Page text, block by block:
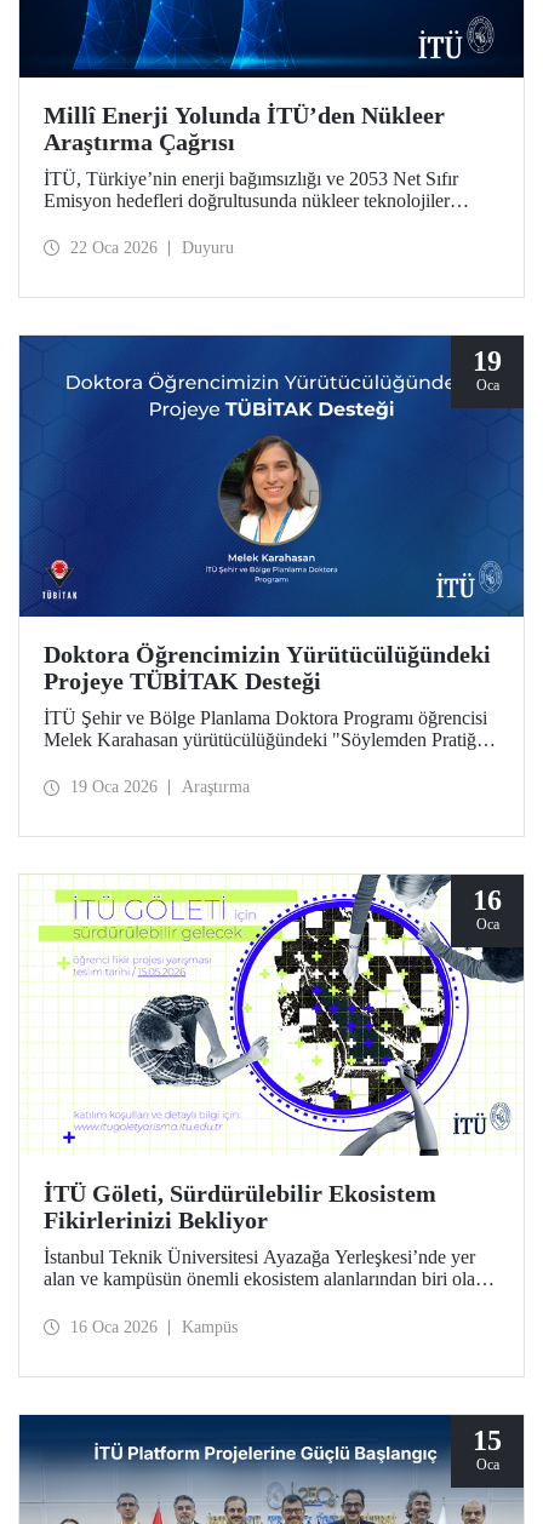
Millî Enerji Yolunda İTÜ’den Nükleer
Araştırma Çağrısı
İTÜ, Türkiye’nin enerji bağımsızlığı ve 2053 Net Sıfır
Emisyon hedefleri doğrultusunda nükleer teknolojiler
“2026 Yılı Nükleer Teknolojiler Alanında Platform
desteğiyle güçlendi.
22 Oca 2026 Duyuru
19
Oca
Doktora Öğrencimizin Yürütücülüğündeki
Projeye TÜBİTAK Desteği
İTÜ Şehir ve Bölge Planlama Doktora Programı öğrencisi
Melek Karahasan yürütücülüğündeki "Söylemden Pratiğe:
Önceliklerinin Mekansal ve İstatistiksel Analizi" başlıklı
19 Oca 2026 Araştırma
16
Oca
İTÜ Göleti, Sürdürülebilir Ekosistem
Fikirlerinizi Bekliyor
İstanbul Teknik Üniversitesi Ayazağa Yerleşkesi’nde yer
alan ve kampüsün önemli ekosistem alanlarından biri olan
geliştirilmesini amaçlayan “İTÜ Göleti İçin Sürdürülebilir
16 Oca 2026 Kampüs
15
Oca